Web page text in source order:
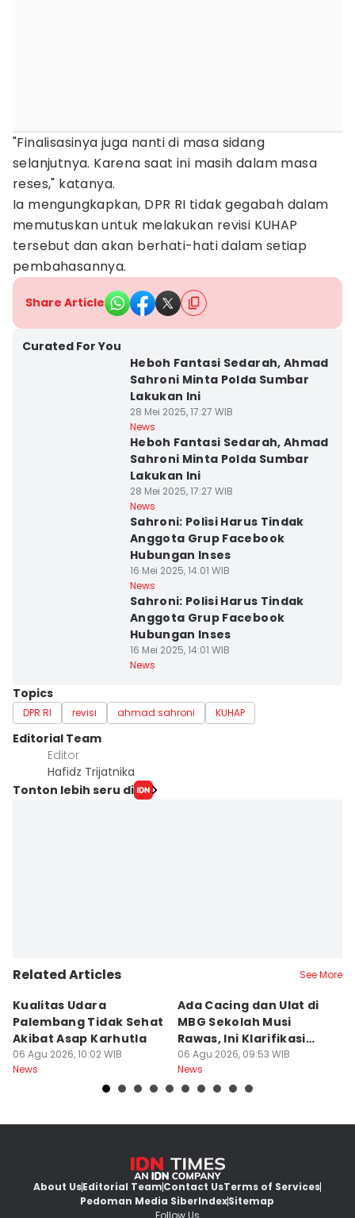
"Finalisasinya juga nanti di masa sidang
selanjutnya. Karena saat ini masih dalam masa
reses," katanya.
Ia mengungkapkan, DPR RI tidak gegabah dalam
memutuskan untuk melakukan revisi KUHAP
tersebut dan akan berhati-hati dalam setiap
pembahasannya.
Share Article
Curated For You
Heboh Fantasi Sedarah, Ahmad
Sahroni Minta Polda Sumbar
Lakukan Ini
28 Mei 2025, 17:27 WIB
News
Heboh Fantasi Sedarah, Ahmad
Sahroni Minta Polda Sumbar
Lakukan Ini
28 Mei 2025, 17:27 WIB
News
Sahroni: Polisi Harus Tindak
Anggota Grup Facebook
Hubungan Inses
16 Mei 2025, 14:01 WIB
News
Sahroni: Polisi Harus Tindak
Anggota Grup Facebook
Hubungan Inses
16 Mei 2025, 14:01 WIB
News
Topics
DPR RI revisi ahmad sahroni KUHAP
Editorial Team
Editor
Hafidz Trijatnika
Tonton lebih seru di
Related Articles See More
Kualitas Udara
Palembang Tidak Sehat
Akibat Asap Karhutla
06 Agu 2026, 10:02 WIB
News
Ada Cacing dan Ulat di
MBG Sekolah Musi
Rawas, Ini Klarifikasi
SPPG
06 Agu 2026, 09:53 WIB
News
About UsEditorial TeamContact UsTerms of Services
Pedoman Media SiberIndexSitemap
Follow Us